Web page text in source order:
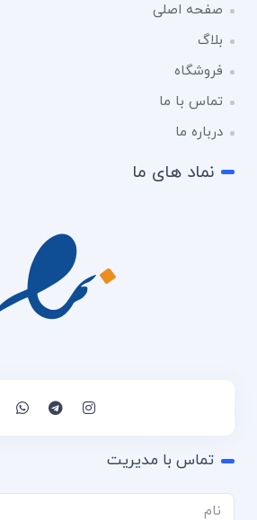
صفحه اصلی
بلاگ
فروشگاه
تماس با ما
درباره ما
نماد های ما
تماس با مدیریت